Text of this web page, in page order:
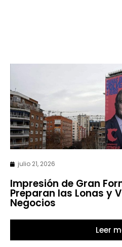
julio 21, 2026
Impresión de Gran
Preparan las Lonas y
Negocios
Leer